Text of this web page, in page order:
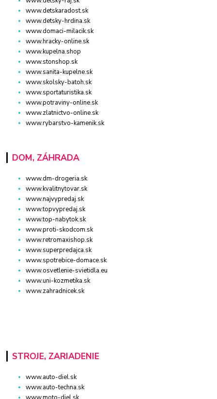
www.detskaradost.sk
www.detsky-hrdina.sk
www.domaci-milacik.sk
www.hracky-online.sk
www.kupelna.shop
www.stonshop.sk
www.sanita-kupelne.sk
www.skolsky-batoh.sk
www.sportaturistika.sk
www.potraviny-online.sk
www.zlatnictvo-online.sk
www.rybarstvo-kamenik.sk
DOM, ZÁHRADA
www.dm-drogeria.sk
www.kvalitnytovar.sk
www.najvypredaj.sk
www.topvypredaj.sk
www.top-nabytok.sk
www.proti-skodcom.sk
www.retromaxishop.sk
www.superpredajca.sk
www.spotrebice-domace.sk
www.osvetlenie-svietidla.eu
www.uni-kozmetika.sk
www.zahradnicek.sk
STROJE, ZARIADENIE
www.auto-diel.sk
www.auto-techna.sk